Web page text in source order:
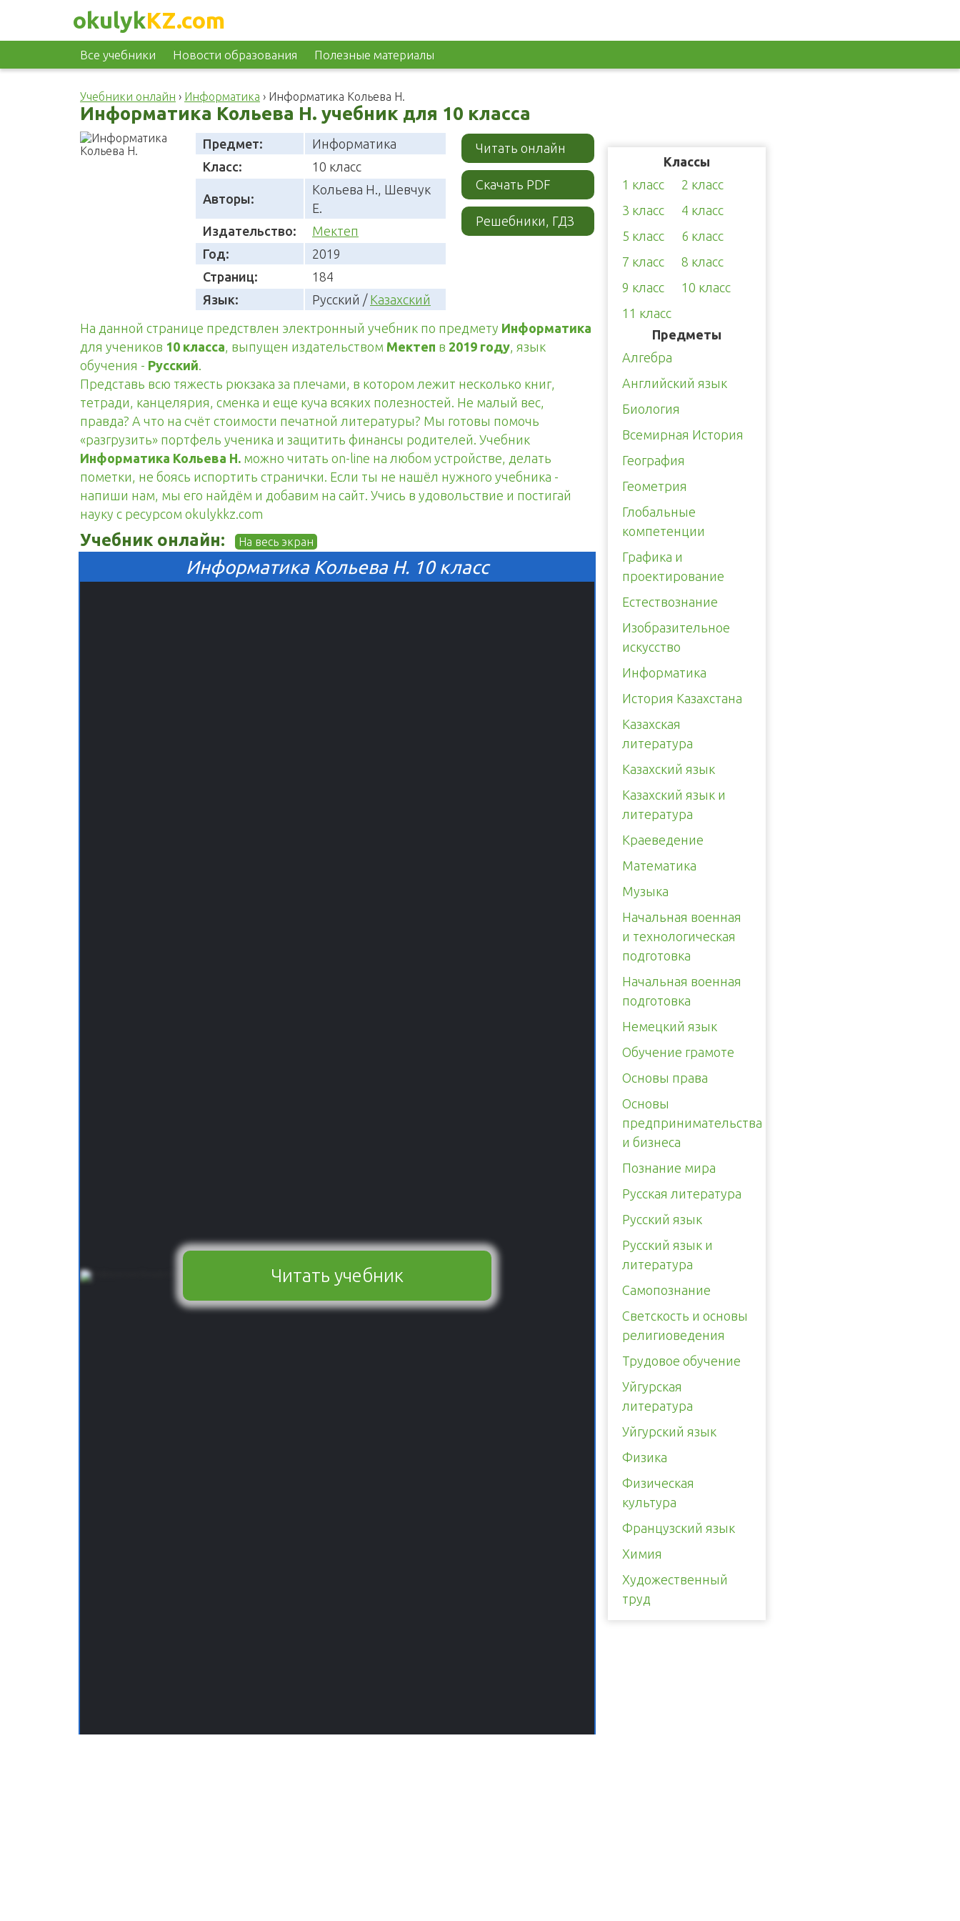
okulykKZ.com
Все учебники Новости образования Полезные материалы
Учебники онлайн › Информатика › Информатика Кольева Н.
Информатика Кольева Н. учебник для 10 класса
Предмет:
Информатика
Класс:
10 класс
Авторы:
Кольева Н., Шевчук
Е.
Издательство:
Мектеп
Год:
2019
Страниц:
184
Язык:
Русский / Казахский
Читать онлайн
Скачать PDF
Решебники, ГДЗ
На данной странице предствлен электронный учебник по предмету Информатика
для учеников 10 класса, выпущен издательством Мектеп в 2019 году, язык
обучения - Русский.
Представь всю тяжесть рюкзака за плечами, в котором лежит несколько книг,
тетради, канцелярия, сменка и еще куча всяких полезностей. Не малый вес,
правда? А что на счёт стоимости печатной литературы? Мы готовы помочь
«разгрузить» портфель ученика и защитить финансы родителей. Учебник
Информатика Кольева Н. можно читать on-line на любом устройстве, делать
пометки, не боясь испортить странички. Если ты не нашёл нужного учебника -
напиши нам, мы его найдём и добавим на сайт. Учись в удовольствие и постигай
науку с ресурсом okulykkz.com
Учебник онлайн: На весь экран
Информатика Кольева Н. 10 класс
Читать учебник
Классы
1 класс
2 класс
3 класс
4 класс
5 класс
6 класс
7 класс
8 класс
9 класс
10 класс
11 класс
Предметы
Алгебра
Английский язык
Биология
Всемирная История
География
Геометрия
Глобальные
компетенции
Графика и
проектирование
Естествознание
Изобразительное
искусство
Информатика
История Казахстана
Казахская
литература
Казахский язык
Казахский язык и
литература
Краеведение
Математика
Музыка
Начальная военная
и технологическая
подготовка
Начальная военная
подготовка
Немецкий язык
Обучение грамоте
Основы права
Основы
предпринимательства
и бизнеса
Познание мира
Русская литература
Русский язык
Русский язык и
литература
Самопознание
Светскость и основы
религиоведения
Трудовое обучение
Уйгурская
литература
Уйгурский язык
Физика
Физическая
культура
Французский язык
Химия
Художественный
труд